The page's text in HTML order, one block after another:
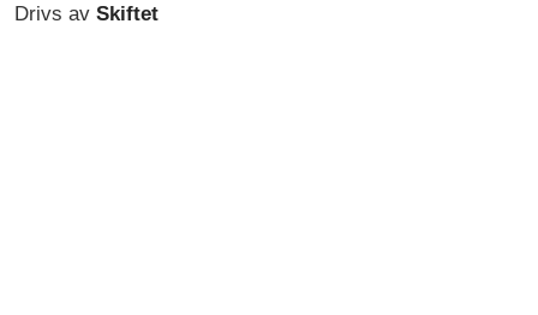
Drivs av Skiftet